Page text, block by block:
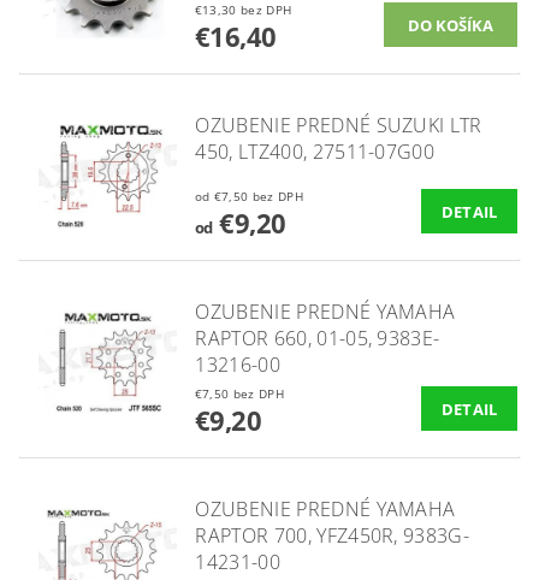
€13,30 bez DPH
€16,40
OZUBENIE PREDNÉ SUZUKI LTR
450, LTZ400, 27511-07G00
od €7,50 bez DPH
od€9,20 DETAIL
OZUBENIE PREDNÉ YAMAHA
RAPTOR 660, 01-05, 9383E-
13216-00
€7,50 bez DPH
€9,20 DETAIL
OZUBENIE PREDNÉ YAMAHA
RAPTOR 700, YFZ450R, 9383G-
14231-00